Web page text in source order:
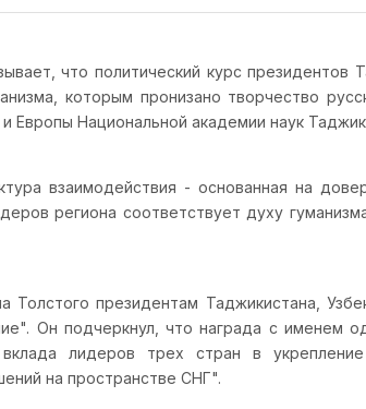
что политический курс президентов
которым пронизано творчество
Национальной академии наук
взаимодействия - основанная на
региона соответствует духу
президентам Таджикистана,
Он подчеркнул, что награда с именем
лидеров трех стран в
на пространстве СНГ".